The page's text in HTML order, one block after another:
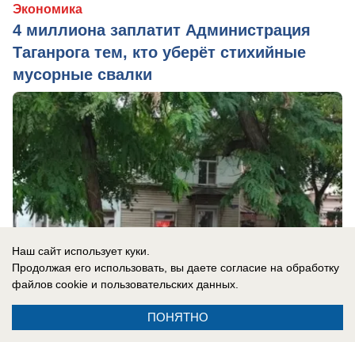
Экономика
4 миллиона заплатит Администрация
Таганрога тем, кто уберёт стихийные
мусорные свалки
Наш сайт использует куки.
Продолжая его использовать, вы даете согласие на обработку
файлов cookie и пользовательских данных.
ПОНЯТНО